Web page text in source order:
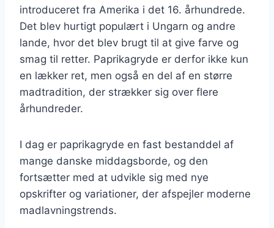
introduceret fra Amerika i det 16. århundrede.
Det blev hurtigt populært i Ungarn og andre
lande, hvor det blev brugt til at give farve og
smag til retter. Paprikagryde er derfor ikke kun
en lækker ret, men også en del af en større
madtradition, der strækker sig over flere
århundreder.
I dag er paprikagryde en fast bestanddel af
mange danske middagsborde, og den
fortsætter med at udvikle sig med nye
opskrifter og variationer, der afspejler moderne
madlavningstrends.